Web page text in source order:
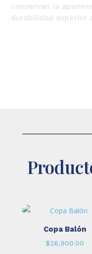
conservan la
durabilidad superior
Copa Balón
$26,900.00